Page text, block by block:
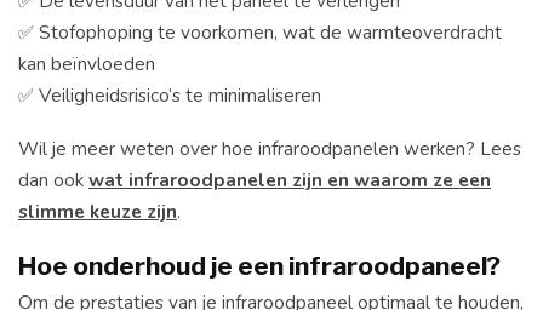
✅ Stofophoping te voorkomen, wat de warmteoverdracht
kan beïnvloeden
✅ Veiligheidsrisico’s te minimaliseren
Wil je meer weten over hoe infraroodpanelen werken? Lees
dan ookwat infraroodpanelen zijn en waarom ze een
slimme keuze zijn.
Hoe onderhoud je een infraroodpaneel?
Om de prestaties van je infraroodpaneel optimaal te houden,